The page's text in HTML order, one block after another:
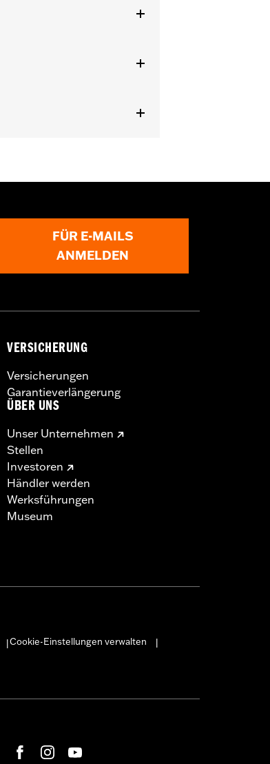
FÜR E-MAILS
ANMELDEN
VERSICHERUNG
Versicherungen
Garantieverlängerung
ÜBER UNS
Unser Unternehmen
Stellen
Investoren
Händler werden
Werksführungen
Museum
Cookie-Einstellungen verwalten